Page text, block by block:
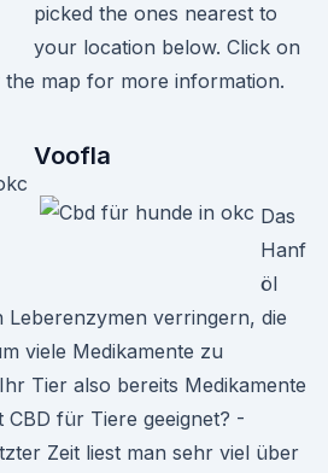
picked the ones nearest to
your location below. Click on
map for more information.
Voofla
Das
Hanf
öl
Leberenzymen verringern, die
viele Medikamente zu
Tier also bereits Medikamente
CBD für Tiere geeignet? -
Zeit liest man sehr viel über